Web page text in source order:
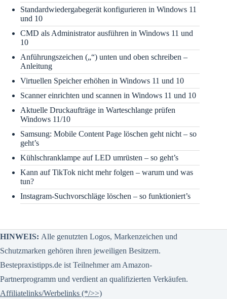
Standardwiedergabegerät konfigurieren in Windows 11
und 10
CMD als Administrator ausführen in Windows 11 und
10
Anführungszeichen („“) unten und oben schreiben –
Anleitung
Virtuellen Speicher erhöhen in Windows 11 und 10
Scanner einrichten und scannen in Windows 11 und 10
Aktuelle Druckaufträge in Warteschlange prüfen
Windows 11/10
Samsung: Mobile Content Page löschen geht nicht – so
geht’s
Kühlschranklampe auf LED umrüsten – so geht’s
Kann auf TikTok nicht mehr folgen – warum und was
tun?
Instagram-Suchvorschläge löschen – so funktioniert’s
HINWEIS: Alle genutzten Logos, Markenzeichen und
Schutzmarken gehören ihren jeweiligen Besitzern.
Bestepraxistipps.de ist Teilnehmer am Amazon-
Partnerprogramm und verdient an qualifizierten Verkäufen.
Affiliatelinks/Werbelinks (*/>>)